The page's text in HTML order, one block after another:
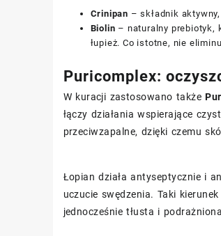
Crinipan – składnik
Biolin – naturalny prebiotyk,
łupież. Co istotne, nie
Puricomplex:
W kuracji zastosowano także
łączy działania wspierające
przeciwzapalne, dzięki czemu
Łopian działa antyseptycznie i
uczucie swędzenia. Taki
jednocześnie tłusta i